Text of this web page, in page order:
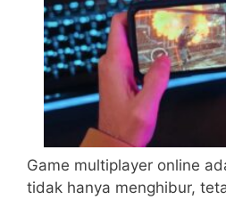
Game multiplayer online
tidak hanya menghibur,